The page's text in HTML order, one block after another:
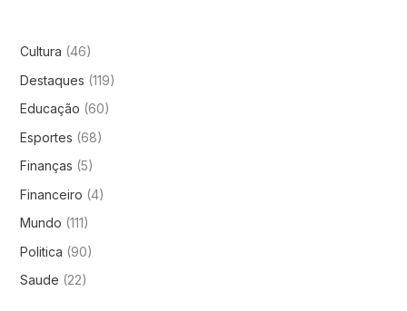
Cultura (46)
Destaques (119)
Educação (60)
Esportes (68)
Finanças (5)
Financeiro (4)
Mundo (111)
Politica (90)
Saude (22)